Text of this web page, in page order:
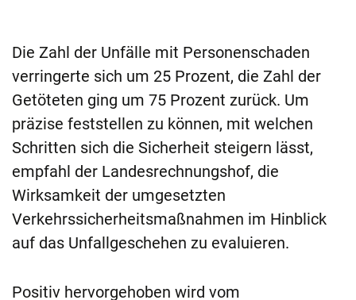
Die Zahl der Unfälle mit Personenschaden
verringerte sich um 25 Prozent, die Zahl der
Getöteten ging um 75 Prozent zurück. Um
präzise feststellen zu können, mit welchen
Schritten sich die Sicherheit steigern lässt,
empfahl der Landesrechnungshof, die
Wirksamkeit der umgesetzten
Verkehrssicherheitsmaßnahmen im Hinblick
auf das Unfallgeschehen zu evaluieren.
Positiv hervorgehoben wird vom